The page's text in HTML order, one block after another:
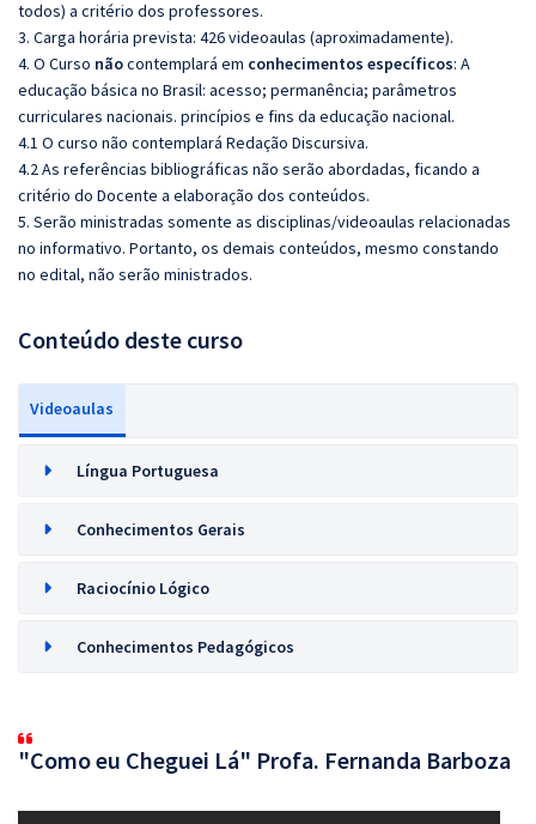
todos) a critério dos professores.
3. Carga horária prevista: 426 videoaulas (aproximadamente).
4. O Curso nãocontemplará em conhecimentos específicos: A
educação básica no Brasil: acesso; permanência; parâmetros
curriculares nacionais. princípios e fins da educação nacional.
4.1 O curso não contemplará Redação Discursiva.
4.2 As referências bibliográficas não serão abordadas, ficando a
critério do Docente a elaboração dos conteúdos.
5. Serão ministradas somente as disciplinas/videoaulas relacionadas
no informativo. Portanto, os demais conteúdos, mesmo constando
no edital, não serão ministrados.
Conteúdo deste curso
Videoaulas
Língua Portuguesa
Conhecimentos Gerais
Raciocínio Lógico
Conhecimentos Pedagógicos
"Como eu Cheguei Lá" Profa. Fernanda Barboza